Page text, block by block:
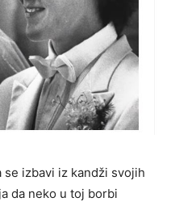
izbavi iz kandži svojih
da neko u toj borbi